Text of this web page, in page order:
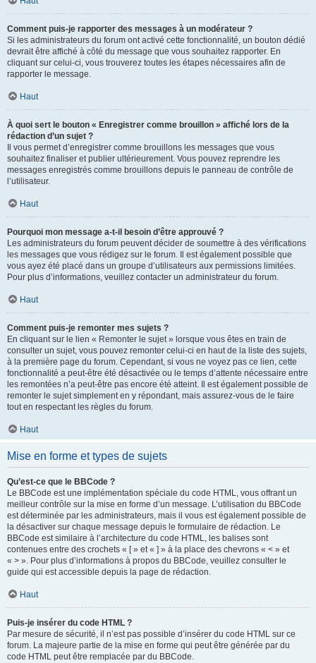
Comment puis-je rapporter des messages à un modérateur ?
Si les administrateurs du forum ont activé cette fonctionnalité, un bouton dédié
devrait être affiché à côté du message que vous souhaitez rapporter. En
cliquant sur celui-ci, vous trouverez toutes les étapes nécessaires afin de
rapporter le message.
Haut
À quoi sert le bouton « Enregistrer comme brouillon » affiché lors de la
rédaction d’un sujet ?
Il vous permet d’enregistrer comme brouillons les messages que vous
souhaitez finaliser et publier ultérieurement. Vous pouvez reprendre les
messages enregistrés comme brouillons depuis le panneau de contrôle de
l’utilisateur.
Haut
Pourquoi mon message a-t-il besoin d’être approuvé ?
Les administrateurs du forum peuvent décider de soumettre à des vérifications
les messages que vous rédigez sur le forum. Il est également possible que
vous ayez été placé dans un groupe d’utilisateurs aux permissions limitées.
Pour plus d’informations, veuillez contacter un administrateur du forum.
Haut
Comment puis-je remonter mes sujets ?
En cliquant sur le lien « Remonter le sujet » lorsque vous êtes en train de
consulter un sujet, vous pouvez remonter celui-ci en haut de la liste des sujets,
à la première page du forum. Cependant, si vous ne voyez pas ce lien, cette
fonctionnalité a peut-être été désactivée ou le temps d’attente nécessaire entre
les remontées n’a peut-être pas encore été atteint. Il est également possible de
remonter le sujet simplement en y répondant, mais assurez-vous de le faire
tout en respectant les règles du forum.
Haut
Mise en forme et types de sujets
Qu’est-ce que le BBCode ?
Le BBCode est une implémentation spéciale du code HTML, vous offrant un
meilleur contrôle sur la mise en forme d’un message. L’utilisation du BBCode
est déterminée par les administrateurs, mais il vous est également possible de
la désactiver sur chaque message depuis le formulaire de rédaction. Le
BBCode est similaire à l’architecture du code HTML, les balises sont
contenues entre des crochets « [ » et « ] » à la place des chevrons « < » et
« > ». Pour plus d’informations à propos du BBCode, veuillez consulter le
guide qui est accessible depuis la page de rédaction.
Haut
Puis-je insérer du code HTML ?
Par mesure de sécurité, il n’est pas possible d’insérer du code HTML sur ce
forum. La majeure partie de la mise en forme qui peut être générée par du
code HTML peut être remplacée par du BBCode.